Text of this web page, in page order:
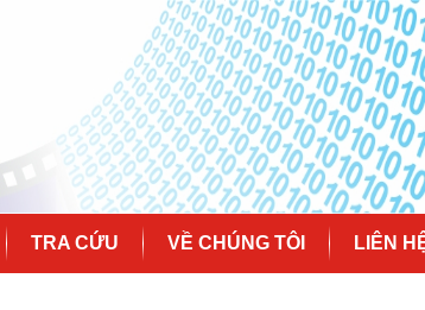
TRA CỨU VỀ CHÚNG TÔI LIÊN